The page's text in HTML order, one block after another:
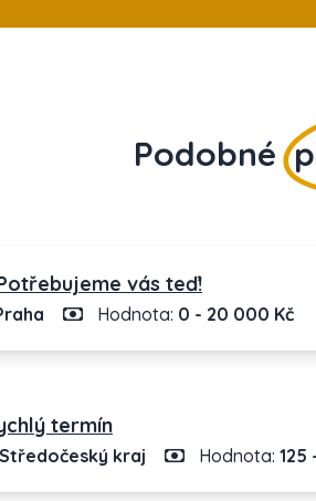
Podobné
vás teď!
Hodnota: 0 - 20 000 Kč
termín
Středočeský kraj Hodnota: 125